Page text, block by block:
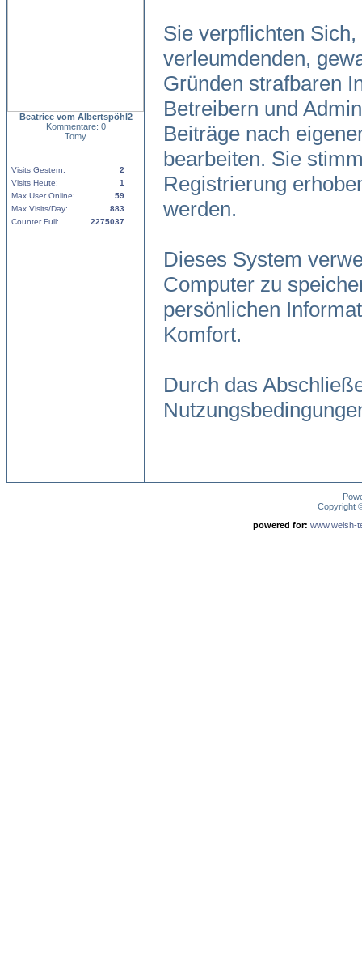
Beatrice vom Albertspöhl2
Kommentare: 0
Tomy
Visits Gestern:
2
Visits Heute:
1
Max User Online:
59
Max Visits/Day:
883
Counter Full:
2275037
Sie verpflichten
verleumdenden,
Gründen strafbaren
Betreibern und
Beiträge nach
bearbeiten. Sie
Registrierung
werden.
Dieses System
Computer zu
persönlichen
Komfort.
Durch das
Copyright
powered for: www.welsh-